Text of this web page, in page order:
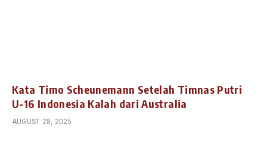
Kata Timo Scheunemann Setelah Timnas Putri
U-16 Indonesia Kalah dari Australia
AUGUST 28, 2025